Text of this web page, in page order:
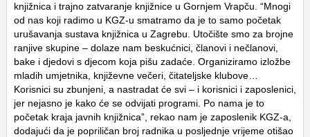
knjižnica i trajno zatvaranje knjižnice u Gornjem Vrapču. “Mnogi
od nas koji radimo u KGZ-u smatramo da je to samo početak
urušavanja sustava knjižnica u Zagrebu. Utočište smo za brojne
ranjive skupine – dolaze nam beskućnici, članovi i nečlanovi,
bake i djedovi s djecom koja pišu zadaće. Organiziramo izložbe
mladih umjetnika, književne večeri, čitateljske klubove…
Korisnici su zbunjeni, a nastradat će svi – i korisnici i zaposlenici,
jer nejasno je kako će se odvijati programi. Po nama je to
početak kraja javnih knjižnica”, rekao nam je zaposlenik KGZ-a,
dodajući da je popriličan broj radnika u posljednje vrijeme otišao